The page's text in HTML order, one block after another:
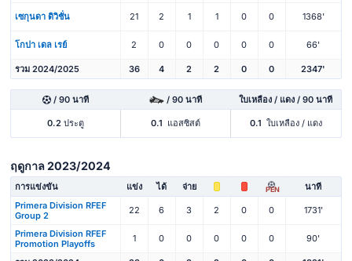
เซกุนดา ดิวิชั่น 21 2 1 1 0 0 1368'
โกปา เดล เรย์ 2 0 0 0 0 0 66'
รวม 2024/2025 36 4 2 2 0 0 2347'
/ 90 นาที / 90 นาที ใบเหลือง / แดง / 90 นาที
0.2ประตู 0.1 แอสซิสต์ 0.1 ใบเหลือง / แดง
ฤดูกาล 2023/2024
การแข่งขัน แข่ง ได้ จ่าย PEN
นาที
Primera Division RFEF
Group 2
22 6 3 2 0 0 1731'
Primera Division RFEF
Promotion Playoffs
1 0 0 0 0 0 90'